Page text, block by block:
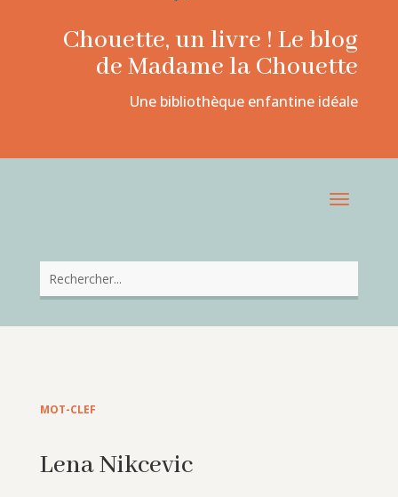
Chouette, un livre ! Le blog
de Madame la Chouette
Une bibliothèque enfantine idéale
MOT-CLEF
Lena Nikcevic